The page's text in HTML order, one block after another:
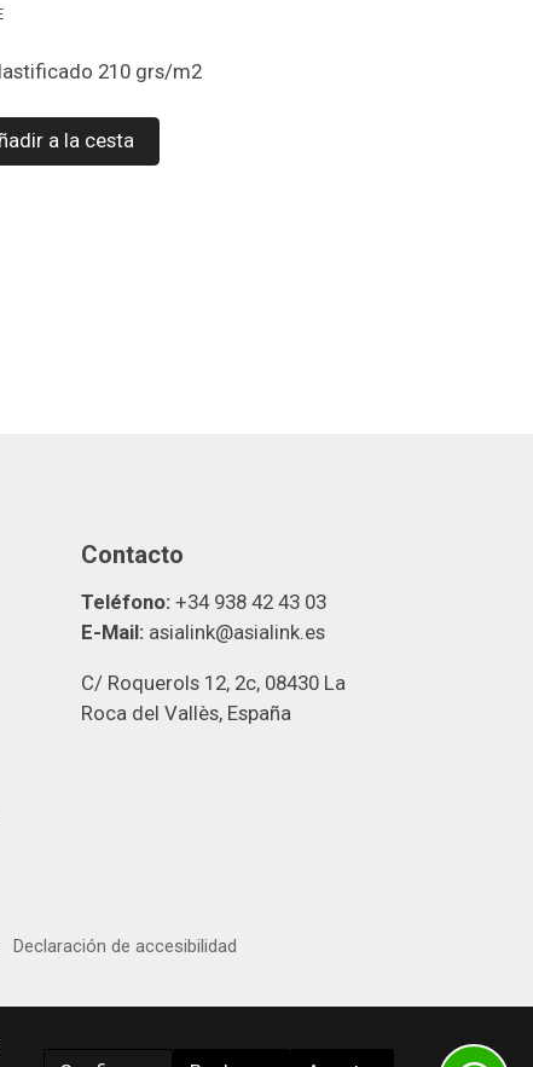
210 grs/m2
a la cesta
Contacto
Teléfono: +34 938 42 43 03
E-Mail: asialink@asialink.es
C/ Roquerols 12, 2c, 08430 La
Roca del Vallès, España
Declaración de accesibilidad